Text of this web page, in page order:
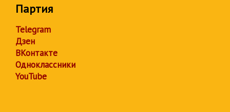
Партия
Telegram
Дзен
ВКонтакте
Одноклассники
YouTube